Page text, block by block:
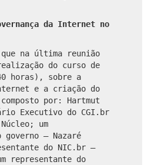
da Internet no
na última reunião
do curso de
horas), sobre a
e a criação do
por: Hartmut
Executivo do CGI.br
um
governo – Nazaré
do NIC.br –
representante do